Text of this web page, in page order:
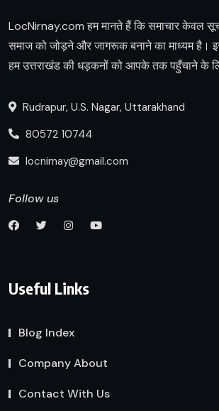
LocNirnay.com हम मानते हैं कि समाचार केवल
समाज को जोड़ने और जागरूक बनाने का माध्यम है।
हम उत्तराखंड की धड़कनों को आपके तक पहुँचाने के
Rudrapur, U.S. Nagar, Uttarakhand
80572 10744
locnirnay@gmail.com
Follow us
Useful Links
Blog Index
Company About
Contact With Us